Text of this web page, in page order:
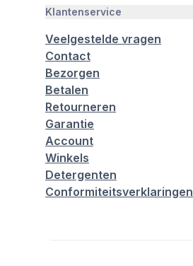
Klantenservice
Veelgestelde vragen
Contact
Bezorgen
Betalen
Retourneren
Garantie
Account
Winkels
Detergenten
Conformiteitsverklaringen